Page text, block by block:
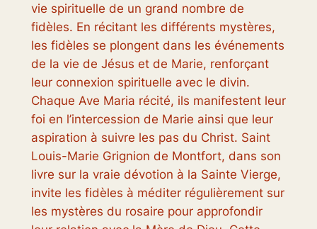
vie spirituelle de un grand nombre de
fidèles. En récitant les différents mystères,
les fidèles se plongent dans les événements
de la vie de Jésus et de Marie, renforçant
leur connexion spirituelle avec le divin.
Chaque Ave Maria récité, ils manifestent leur
foi en l’intercession de Marie ainsi que leur
aspiration à suivre les pas du Christ. Saint
Louis-Marie Grignion de Montfort, dans son
livre sur la vraie dévotion à la Sainte Vierge,
invite les fidèles à méditer régulièrement sur
les mystères du rosaire pour approfondir